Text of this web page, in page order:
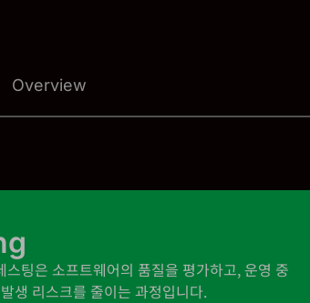
Overview
스팅은 소프트웨어의 품질을 평가하고, 운영 중
생 리스크를 줄이는 과정입니다.